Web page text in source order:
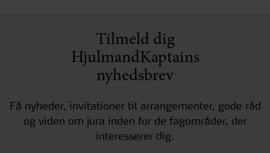
Tilmeld dig
HjulmandKaptains
nyhedsbrev
Få nyheder, invitationer til arrangementer, gode råd
og viden om jura inden for de fagområder, der
interesserer dig.